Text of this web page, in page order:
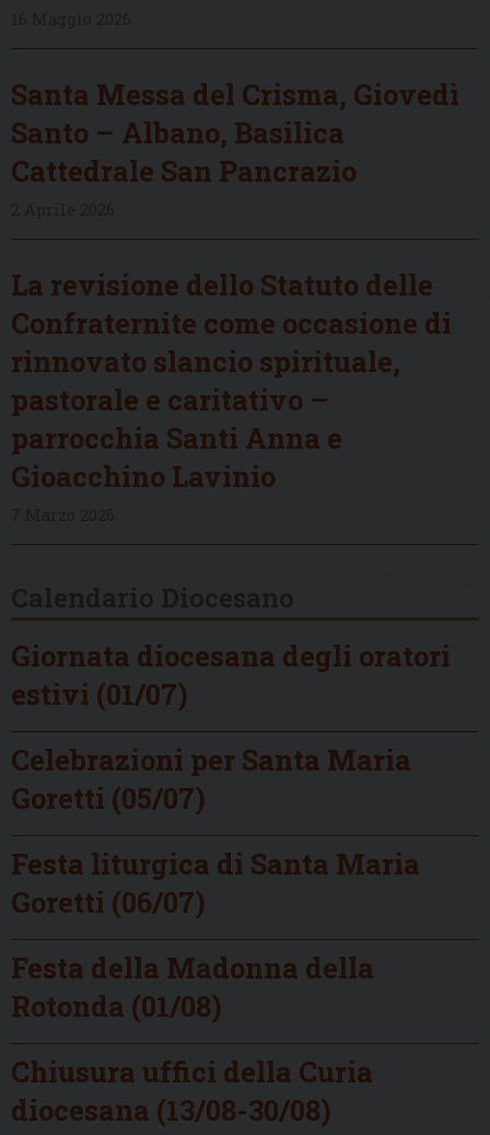
Santa Messa del Crisma, Giovedì
Santo – Albano, Basilica
Cattedrale San Pancrazio
La revisione dello Statuto delle
Confraternite come occasione di
rinnovato slancio spirituale,
pastorale e caritativo –
parrocchia Santi Anna e
Gioacchino Lavinio
Giornata diocesana degli oratori
estivi (01/07)
Celebrazioni per Santa Maria
Goretti (05/07)
Festa liturgica di Santa Maria
Goretti (06/07)
Festa della Madonna della
Rotonda (01/08)
Chiusura uffici della Curia
diocesana (13/08-30/08)